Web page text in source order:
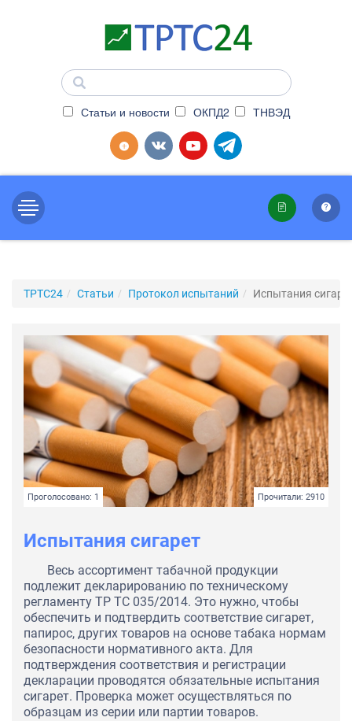
Статьи и новости ОКПД2 ТНВЭД
ТРТС24 Статьи Протокол испытаний Испытания
Проголосовано: 1 Прочитали: 2910
Испытания сигарет
Весь ассортимент табачной продукции
подлежит декларированию по техническому
регламенту ТР ТС 035/2014. Это нужно, чтобы
обеспечить и подтвердить соответствие сигарет,
папирос, других товаров на основе табака нормам
безопасности нормативного акта. Для
подтверждения соответствия и регистрации
декларации проводятся обязательные испытания
сигарет. Проверка может осуществляться по
образцам из серии или партии товаров.